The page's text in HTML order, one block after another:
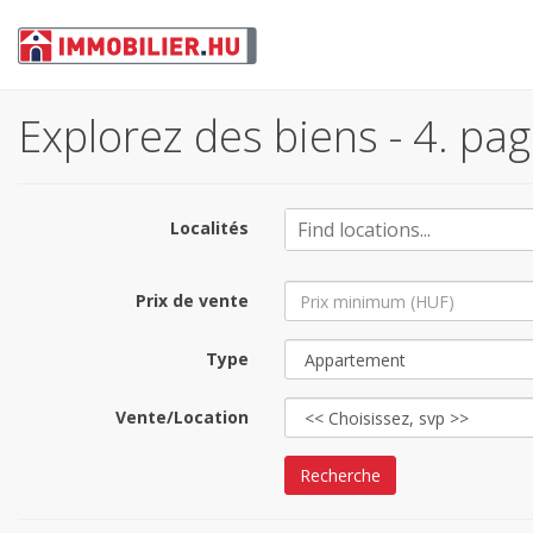
Explorez des biens - 4.
Localités
Prix de vente
Type
Vente/Location
Recherche